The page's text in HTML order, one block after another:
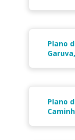
Plano
Plano